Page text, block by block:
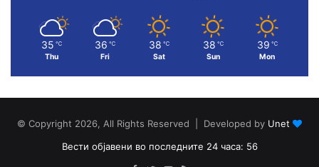
35 ℃
Thu
36 ℃
Fri
38 ℃
Sat
38 ℃
Sun
39 ℃
Mon
© Copyright 2026, All Rights Reserved | Developed by Unet
Вести објавени во последните 24 часа: 56